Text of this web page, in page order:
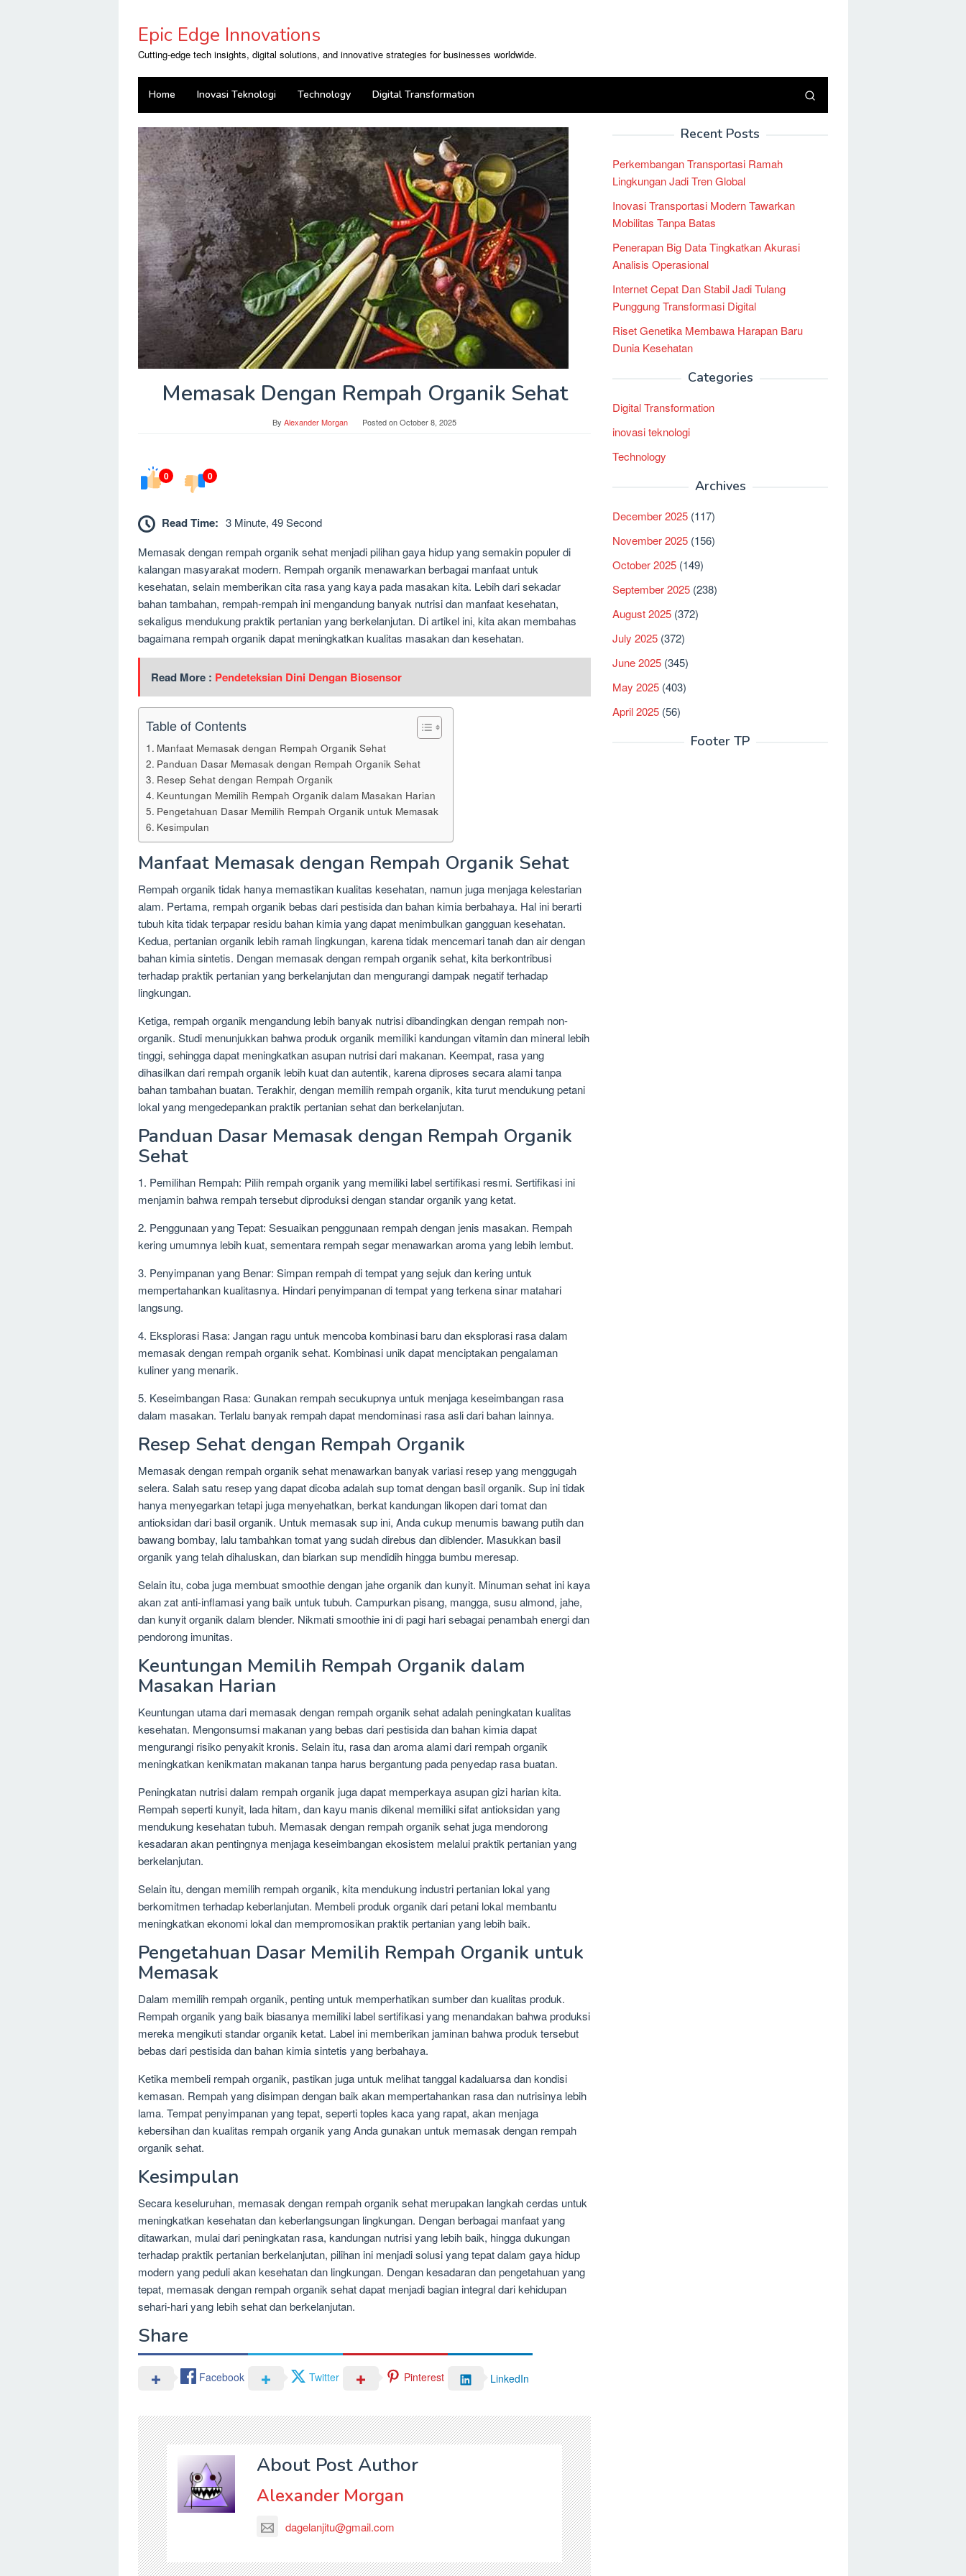
contentEpic Edge Innovations
Cutting-edge tech insights, digital solutions, and innovative strategies for businesses worldwide.
Home Inovasi Teknologi Technology Digital Transformation
Memasak Dengan Rempah Organik Sehat
By Alexander Morgan Posted onOctober 8, 2025
0 0
Read Time: 3 Minute, 49 Second
Memasak dengan rempah organik sehat menjadi pilihan gaya hidup yang semakin populer di
kalangan masyarakat modern. Rempah organik menawarkan berbagai manfaat untuk
kesehatan, selain memberikan cita rasa yang kaya pada masakan kita. Lebih dari sekadar
bahan tambahan, rempah-rempah ini mengandung banyak nutrisi dan manfaat kesehatan,
sekaligus mendukung praktik pertanian yang berkelanjutan. Di artikel ini, kita akan membahas
bagaimana rempah organik dapat meningkatkan kualitas masakan dan kesehatan.
Read More : Pendeteksian Dini Dengan Biosensor
Table of Contents
Manfaat Memasak dengan Rempah Organik Sehat
Panduan Dasar Memasak dengan Rempah Organik Sehat
Resep Sehat dengan Rempah Organik
Keuntungan Memilih Rempah Organik dalam Masakan Harian
Pengetahuan Dasar Memilih Rempah Organik untuk Memasak
Kesimpulan
Manfaat Memasak dengan Rempah Organik Sehat
Rempah organik tidak hanya memastikan kualitas kesehatan, namun juga menjaga kelestarian
alam. Pertama, rempah organik bebas dari pestisida dan bahan kimia berbahaya. Hal ini berarti
tubuh kita tidak terpapar residu bahan kimia yang dapat menimbulkan gangguan kesehatan.
Kedua, pertanian organik lebih ramah lingkungan, karena tidak mencemari tanah dan air dengan
bahan kimia sintetis. Dengan memasak dengan rempah organik sehat, kita berkontribusi
terhadap praktik pertanian yang berkelanjutan dan mengurangi dampak negatif terhadap
lingkungan.
Ketiga, rempah organik mengandung lebih banyak nutrisi dibandingkan dengan rempah non-
organik. Studi menunjukkan bahwa produk organik memiliki kandungan vitamin dan mineral lebih
tinggi, sehingga dapat meningkatkan asupan nutrisi dari makanan. Keempat, rasa yang
dihasilkan dari rempah organik lebih kuat dan autentik, karena diproses secara alami tanpa
bahan tambahan buatan. Terakhir, dengan memilih rempah organik, kita turut mendukung petani
lokal yang mengedepankan praktik pertanian sehat dan berkelanjutan.
Panduan Dasar Memasak dengan Rempah Organik
Sehat
1. Pemilihan Rempah: Pilih rempah organik yang memiliki label sertifikasi resmi. Sertifikasi ini
menjamin bahwa rempah tersebut diproduksi dengan standar organik yang ketat.
2. Penggunaan yang Tepat: Sesuaikan penggunaan rempah dengan jenis masakan. Rempah
kering umumnya lebih kuat, sementara rempah segar menawarkan aroma yang lebih lembut.
3. Penyimpanan yang Benar: Simpan rempah di tempat yang sejuk dan kering untuk
mempertahankan kualitasnya. Hindari penyimpanan di tempat yang terkena sinar matahari
langsung.
4. Eksplorasi Rasa: Jangan ragu untuk mencoba kombinasi baru dan eksplorasi rasa dalam
memasak dengan rempah organik sehat. Kombinasi unik dapat menciptakan pengalaman
kuliner yang menarik.
5. Keseimbangan Rasa: Gunakan rempah secukupnya untuk menjaga keseimbangan rasa
dalam masakan. Terlalu banyak rempah dapat mendominasi rasa asli dari bahan lainnya.
Resep Sehat dengan Rempah Organik
Memasak dengan rempah organik sehat menawarkan banyak variasi resep yang menggugah
selera. Salah satu resep yang dapat dicoba adalah sup tomat dengan basil organik. Sup ini tidak
hanya menyegarkan tetapi juga menyehatkan, berkat kandungan likopen dari tomat dan
antioksidan dari basil organik. Untuk memasak sup ini, Anda cukup menumis bawang putih dan
bawang bombay, lalu tambahkan tomat yang sudah direbus dan diblender. Masukkan basil
organik yang telah dihaluskan, dan biarkan sup mendidih hingga bumbu meresap.
Selain itu, coba juga membuat smoothie dengan jahe organik dan kunyit. Minuman sehat ini kaya
akan zat anti-inflamasi yang baik untuk tubuh. Campurkan pisang, mangga, susu almond, jahe,
dan kunyit organik dalam blender. Nikmati smoothie ini di pagi hari sebagai penambah energi dan
pendorong imunitas.
Keuntungan Memilih Rempah Organik dalam
Masakan Harian
Keuntungan utama dari memasak dengan rempah organik sehat adalah peningkatan kualitas
kesehatan. Mengonsumsi makanan yang bebas dari pestisida dan bahan kimia dapat
mengurangi risiko penyakit kronis. Selain itu, rasa dan aroma alami dari rempah organik
meningkatkan kenikmatan makanan tanpa harus bergantung pada penyedap rasa buatan.
Peningkatan nutrisi dalam rempah organik juga dapat memperkaya asupan gizi harian kita.
Rempah seperti kunyit, lada hitam, dan kayu manis dikenal memiliki sifat antioksidan yang
mendukung kesehatan tubuh. Memasak dengan rempah organik sehat juga mendorong
kesadaran akan pentingnya menjaga keseimbangan ekosistem melalui praktik pertanian yang
berkelanjutan.
Selain itu, dengan memilih rempah organik, kita mendukung industri pertanian lokal yang
berkomitmen terhadap keberlanjutan. Membeli produk organik dari petani lokal membantu
meningkatkan ekonomi lokal dan mempromosikan praktik pertanian yang lebih baik.
Pengetahuan Dasar Memilih Rempah Organik untuk
Memasak
Dalam memilih rempah organik, penting untuk memperhatikan sumber dan kualitas produk.
Rempah organik yang baik biasanya memiliki label sertifikasi yang menandakan bahwa produksi
mereka mengikuti standar organik ketat. Label ini memberikan jaminan bahwa produk tersebut
bebas dari pestisida dan bahan kimia sintetis yang berbahaya.
Ketika membeli rempah organik, pastikan juga untuk melihat tanggal kadaluarsa dan kondisi
kemasan. Rempah yang disimpan dengan baik akan mempertahankan rasa dan nutrisinya lebih
lama. Tempat penyimpanan yang tepat, seperti toples kaca yang rapat, akan menjaga
kebersihan dan kualitas rempah organik yang Anda gunakan untuk memasak dengan rempah
organik sehat.
Kesimpulan
Secara keseluruhan, memasak dengan rempah organik sehat merupakan langkah cerdas untuk
meningkatkan kesehatan dan keberlangsungan lingkungan. Dengan berbagai manfaat yang
ditawarkan, mulai dari peningkatan rasa, kandungan nutrisi yang lebih baik, hingga dukungan
terhadap praktik pertanian berkelanjutan, pilihan ini menjadi solusi yang tepat dalam gaya hidup
modern yang peduli akan kesehatan dan lingkungan. Dengan kesadaran dan pengetahuan yang
tepat, memasak dengan rempah organik sehat dapat menjadi bagian integral dari kehidupan
sehari-hari yang lebih sehat dan berkelanjutan.
Share
Facebook Twitter Pinterest LinkedIn
About Post Author
Alexander Morgan
dagelanjitu@gmail.com
Recent Posts
Perkembangan Transportasi Ramah
Lingkungan Jadi Tren Global
Inovasi Transportasi Modern Tawarkan
Mobilitas Tanpa Batas
Penerapan Big Data Tingkatkan Akurasi
Analisis Operasional
Internet Cepat Dan Stabil Jadi Tulang
Punggung Transformasi Digital
Riset Genetika Membawa Harapan Baru
Dunia Kesehatan
Categories
Digital Transformation
inovasi teknologi
Technology
Archives
December 2025 (117)
November 2025 (156)
October 2025 (149)
September 2025 (238)
August 2025 (372)
July 2025 (372)
June 2025 (345)
May 2025 (403)
April 2025 (56)
Footer TP